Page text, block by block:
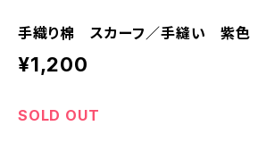
手織り棉 スカーフ／手縫い 紫色
¥1,200
SOLD OUT